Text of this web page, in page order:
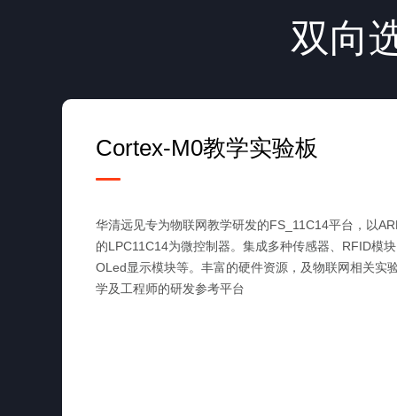
双向
Cortex-M0教学实验板
华清远见专为物联网教学研发的FS_11C14平台，以
的LPC11C14为微控制器。集成多种传感器、RFID模
OLed显示模块等。丰富的硬件资源，及物联网相关实
学及工程师的研发参考平台